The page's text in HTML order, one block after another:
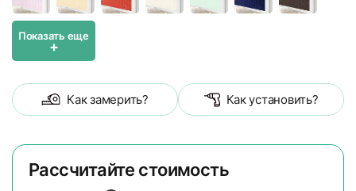
Показать еще
+
Как замерить? Как установить?
Рассчитайте стоимость